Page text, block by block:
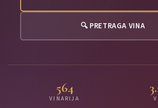
🔍 PRETRAGA VINA
564
VINARIJA